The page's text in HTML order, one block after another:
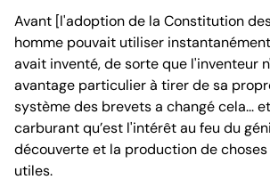
Avant [l'adoption de la Constitution
homme pouvait utiliser
avait inventé, de sorte que l'inventeur
avantage particulier à tirer de sa
système des brevets a changé cela...
carburant qu’est l'intérêt au feu du
découverte et la production de
utiles.